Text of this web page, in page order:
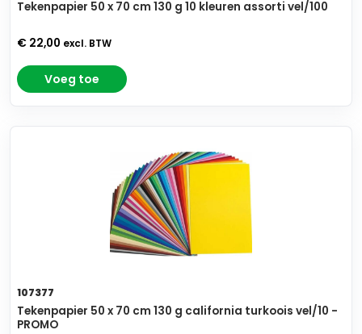
Tekenpapier 50 x 70 cm 130 g 10 kleuren assorti vel/100
€ 22,00 excl. BTW
Voeg toe
107377
Tekenpapier 50 x 70 cm 130 g california turkoois vel/10 -
PROMO